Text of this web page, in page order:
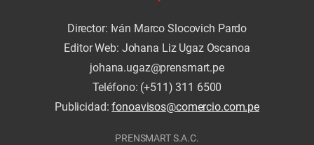
Director: Iván Marco Slocovich Pardo
Editor Web: Johana Liz Ugaz Oscanoa
johana.ugaz@prensmart.pe
Teléfono: (+511) 311 6500
Publicidad:fonoavisos@comercio.com.pe
PRENSMART S.A.C.